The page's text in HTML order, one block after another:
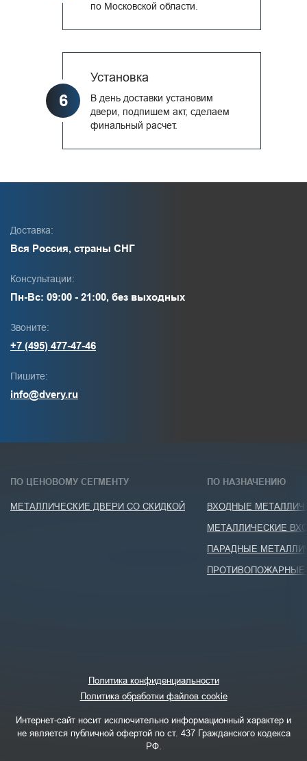
по Московской области.
6
Установка
В день доставки установим
двери, подпишем акт, сделаем
финальный расчет.
Доставка:
Вся Россия, страны СНГ
Консультации:
Пн-Вс: 09:00 - 21:00, без выходных
Звоните:
+7 (495) 477-47-46
Пишите:
info@dvery.ru
ПО ЦЕНОВОМУ СЕГМЕНТУ
МЕТАЛЛИЧЕСКИЕ ДВЕРИ СО СКИДКОЙ
ПО НАЗНАЧЕНИЮ
ВХОДНЫЕ
МЕТАЛЛИЧЕСКИЕ
ПАРАДНЫЕ
ПРОТИВОПОЖАРНЫЕ
Политика конфиденциальности
Политика обработки файлов cookie
Интернет-сайт носит исключительно информационный характер и
не является публичной офертой по ст. 437 Гражданского кодекса
РФ.